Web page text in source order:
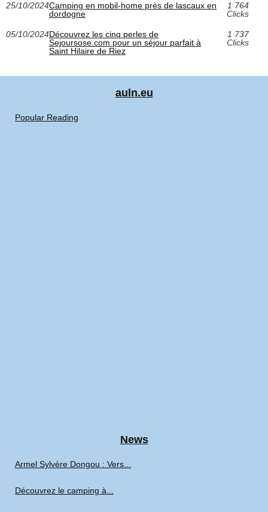
25/10/2024Camping en mobil-home près de lascaux en
dordogne
1 764
Clicks
05/10/2024Découvrez les cinq perles de
Sejoursose.com pour un séjour parfait à
Saint Hilaire de Riez
1 737
Clicks
auln.eu
Popular Reading
News
Armel Sylvère Dongou : Vers...
Découvrez le camping à...